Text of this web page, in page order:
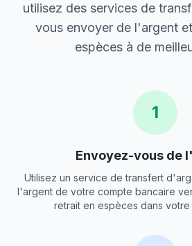
utilisez des services de
vous envoyer de l'argent
espèces à de
1
Envoyez-vous de
Utilisez un service de transfert
l'argent de votre compte bancaire
retrait en espèces dans